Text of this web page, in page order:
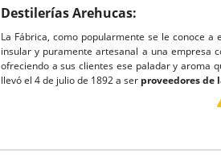
Destilerías Arehucas:
La Fábrica, como popularmente se le conoce
insular y puramente artesanal a una empresa
ofreciendo a sus clientes ese paladar y aroma
llevó el 4 de julio de 1892 a ser proveedores de